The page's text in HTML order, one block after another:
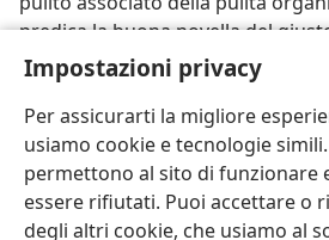
Impostazioni privacy
Per assicurarti la migliore
usiamo cookie e tecnologie
permettono al sito di funzionare
essere rifiutati. Puoi accettare o
degli altri cookie, che usiamo al
predica la buona novella del
Geova Dio con le sue benedizioni
Italiano Condividi